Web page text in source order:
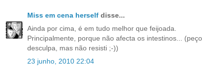
Miss em cena herself disse...
Ainda por cima, é em tudo melhor que feijoada.
Principalmente, porque não afecta os intestinos... (peço
desculpa, mas não resisti ;-))
23 junho, 2010 22:04